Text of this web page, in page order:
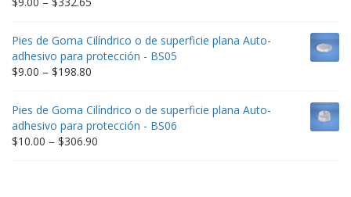
$9.00
through
$332.65
Pies de Goma Cilíndrico o de superficie plana Auto-
adhesivo para protección - BS05
$9.00 – $198.80
$9.00
through
$198.80
Pies de Goma Cilíndrico o de superficie plana Auto-
adhesivo para protección - BS06
$10.00 – $306.90